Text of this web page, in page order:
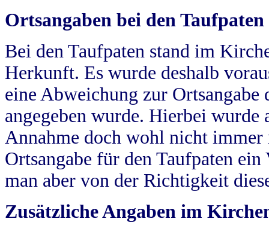
Ortsangaben bei den Taufpaten
Bei den Taufpaten stand im
Herkunft. Es wurde deshalb
eine Abweichung zur
angegeben wurde. Hierbei wurde
Annahme doch wohl nicht
Ortsangabe für den Taufpaten
man aber von der Richtigkeit
Zusätzliche Angaben im